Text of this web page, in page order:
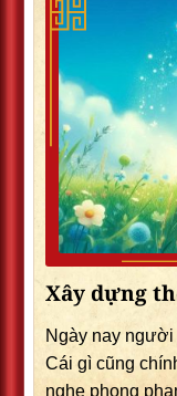
Xây dựng
Ngày nay người
Cái gì cũng
nghe phong